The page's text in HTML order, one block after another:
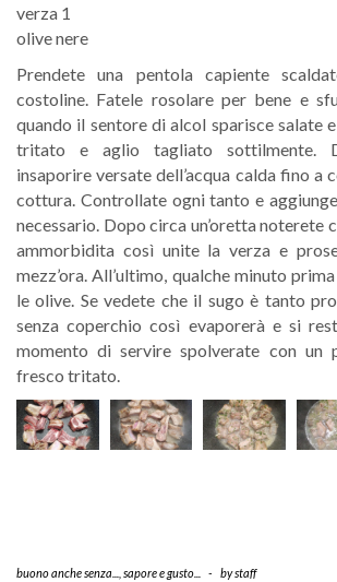
verza 1
olive nere
Prendete una pentola capiente
costoline. Fatele rosolare per bene e
quando il sentore di alcol sparisce salate
tritato e aglio tagliato sottilmente.
insaporire versate dell’acqua calda fino a
cottura. Controllate ogni tanto e
necessario. Dopo circa un’oretta noterete
ammorbidita così unite la verza e
mezz’ora. All’ultimo, qualche minuto
le olive. Se vedete che il sugo è tanto
senza coperchio così evaporerà e si
momento di servire spolverate con un
fresco tritato.
buono anche senza... sapore e gusto... - bystaff